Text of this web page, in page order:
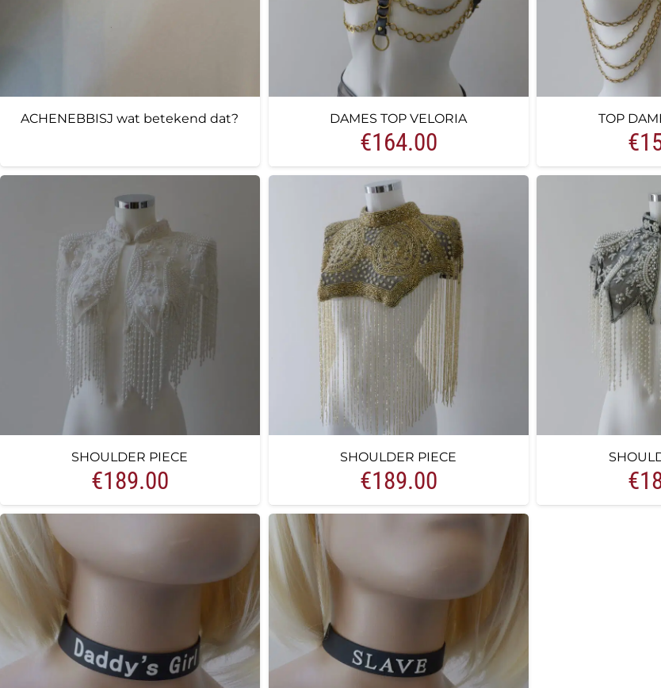
ACHENEBBISJ wat betekend dat? DAMES TOP VELORIA
€164.00
TOP
€
SHOULDER PIECE
€189.00
SHOULDER PIECE
€189.00 €